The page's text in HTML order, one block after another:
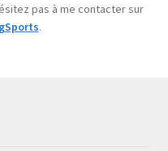
pas à me contacter sur
.